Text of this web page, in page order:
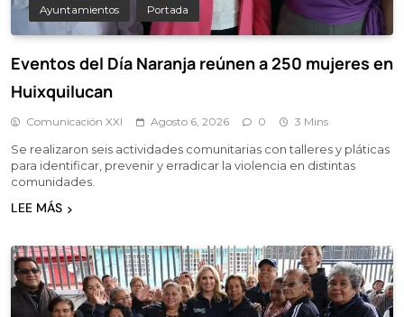
Ayuntamientos Portada
Eventos del Día Naranja reúnen a 250 mujeres en
Huixquilucan
Comunicación XXI Agosto 6, 2026 0 3 Mins
Se realizaron seis actividades comunitarias con talleres y pláticas
para identificar, prevenir y erradicar la violencia en distintas
comunidades.
LEE MÁS